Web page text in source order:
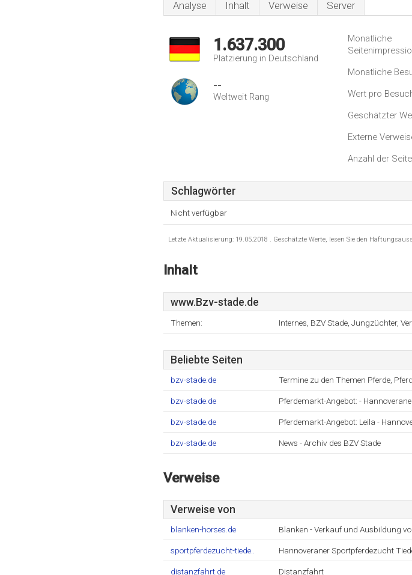
Analyse Inhalt Verweise Server
1.637.300
Platzierung in Deutschland
--
Weltweit Rang
Monatliche
Monatliche
Wert pro
Geschätzter
Externe
Anzahl der
Schlagwörter
Nicht verfügbar
Letzte Aktualisierung: 19.05.2018 . Geschätzte Werte, lesen Sie den
Inhalt
www.Bzv-stade.de
Themen: Internes, BZV Stade, Jungzüchter,
Beliebte Seiten
bzv-stade.de Termine zu den Themen Pferde,
bzv-stade.de Pferdemarkt-Angebot: -
bzv-stade.de Pferdemarkt-Angebot: Leila -
bzv-stade.de News - Archiv des BZV Stade
Verweise
Verweise von
blanken-horses.de Blanken - Verkauf und Ausbildung
sportpferdezucht-tiede.. Hannoveraner Sportpferdezucht
distanzfahrt.de Distanzfahrt